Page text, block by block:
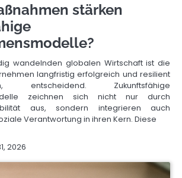
stärken
wandelnden globalen Wirtschaft ist die
langfristig erfolgreich und resilient
entscheidend. Zukunftsfähige
zeichnen sich nicht nur durch
aus, sondern integrieren auch
Verantwortung in ihren Kern. Diese
2026